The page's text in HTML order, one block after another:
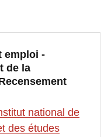
emploi -
de la
national de
des études